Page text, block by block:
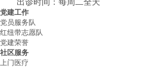
党建工作
党员服务队
红纽带志愿队
党建荣誉
社区服务
上门医疗